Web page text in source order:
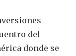
del
donde se